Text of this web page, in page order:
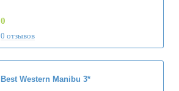
0
0 отзывов
Best Western Manibu 3*